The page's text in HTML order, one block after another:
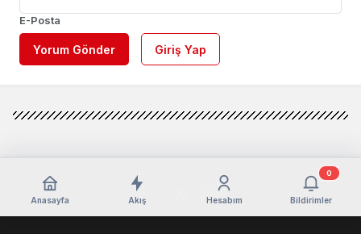
E-Posta
Yorum Gönder Giriş Yap
Anasayfa Akış Hesabım Bildirimler
0